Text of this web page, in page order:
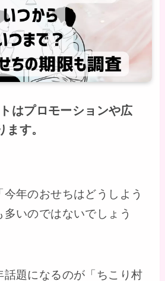
はプロモーションや広
す。
年のおせちはどうしよう
いのではないでしょう
話題になるのが「ちこり村